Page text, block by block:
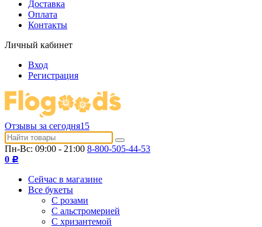
Доставка
Оплата
Контакты
Личный кабинет
Вход
Регистрация
Отзывы за сегодня15
Пн-Вс: 09:00 - 21:00 8-800-505-44-53
0 Р
Сейчас в магазине
Все букеты
C розами
С альстромерией
С хризантемой